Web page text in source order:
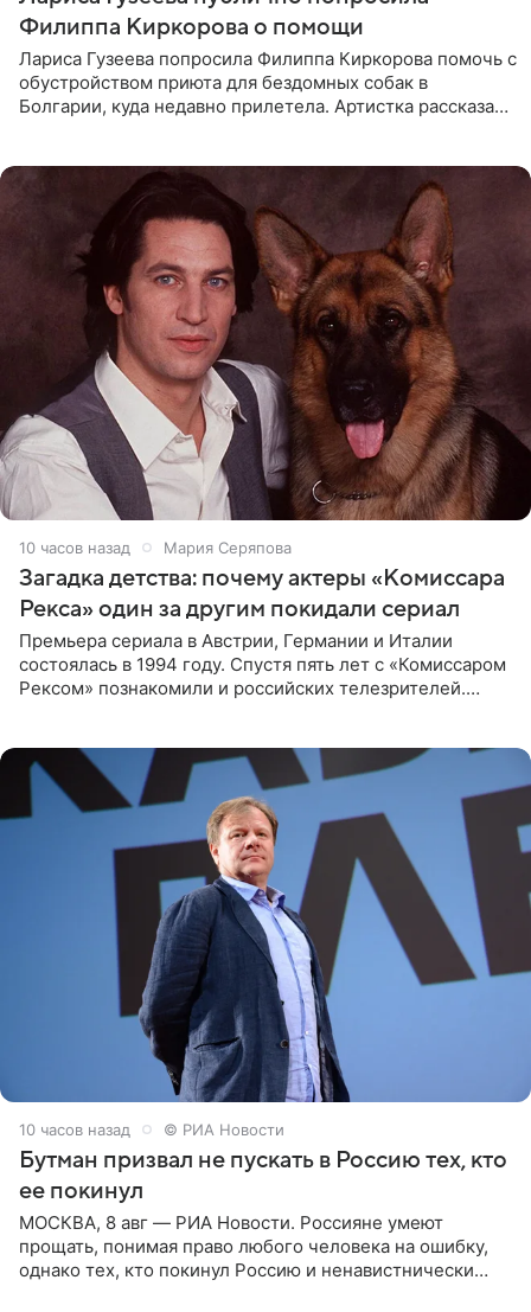
Филиппа Киркорова о помощи
Лариса Гузеева попросила Филиппа Киркорова помочь с
обустройством приюта для бездомных собак в
Болгарии, куда недавно прилетела. Артистка рассказала
10 часов назад Мария Серяпова
Загадка детства: почему актеры «Комиссара
Рекса» один за другим покидали сериал
Премьера сериала в Австрии, Германии и Италии
состоялась в 1994 году. Спустя пять лет с «Комиссаром
Рексом» познакомили и российских телезрителей.
10 часов назад © РИА Новости
Бутман призвал не пускать в Россию тех, кто
ее покинул
МОСКВА, 8 авг — РИА Новости. Россияне умеют
прощать, понимая право любого человека на ошибку,
однако тех, кто покинул Россию и ненавистнически